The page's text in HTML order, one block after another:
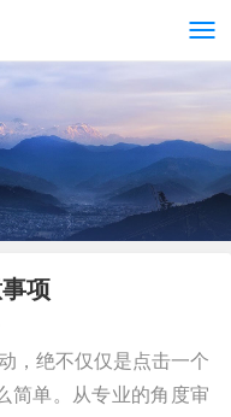
项
，绝不仅仅是点击一个
简单。从专业的角度审